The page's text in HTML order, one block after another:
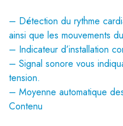
– Détection du rythme
ainsi que les mouvements
– Indicateur d’installation
– Signal sonore vous
tension.
– Moyenne automatique
Contenu